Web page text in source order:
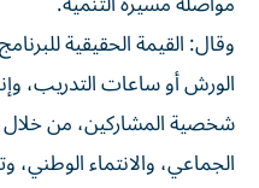
وقال: القيمة الحقيقية
الورش أو ساعات التدريب،
شخصية المشاركين، من
الجماعي، والانتماء الوطني،